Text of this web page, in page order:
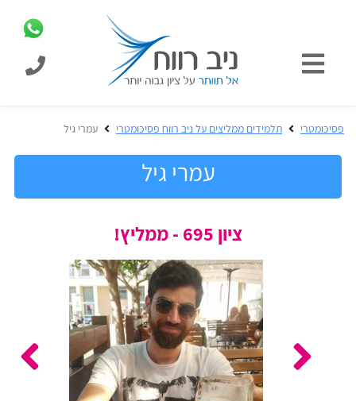
כניסת
תלמידים
המוצרים
מבית
רווח
הכנה
לצה"ל
פסיכומטרי תלמידים ממליצים על ניב רווח פסיכומטרי עמרי גיל
עמרי גיל
ציון 695 - ממליץ!